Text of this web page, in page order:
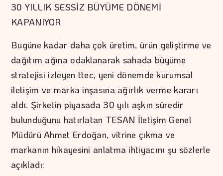
30 YILLIK SESSİZ BÜYÜME DÖNEMİ
KAPANIYOR
Bugüne kadar daha çok üretim, ürün geliştirme ve
dağıtım ağına odaklanarak sahada büyüme
stratejisi izleyen ttec, yeni dönemde kurumsal
iletişim ve marka inşasına ağırlık verme kararı
aldı. Şirketin piyasada 30 yılı aşkın süredir
bulunduğunu hatırlatan TESAN İletişim Genel
Müdürü Ahmet Erdoğan, vitrine çıkma ve
markanın hikayesini anlatma ihtiyacını şu sözlerle
açıkladı: